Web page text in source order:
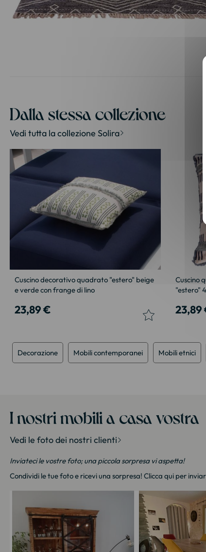
di
immagini
Dalla stessa collezione
Vedi tutta la collezione Solira
Cuscino decorativo quadrato "estero" beige
e verde con frange di lino
23,89 €
Cuscino
"estero"
23,89
Decorazione Mobili contemporanei Mobili etnici
I nostri mobili a casa vostra
Vedi le foto dei nostri clienti
Inviateci le vostre foto; una piccola sorpresa vi aspetta!
Condividi le tue foto e ricevi una sorpresa! Clicca qui per